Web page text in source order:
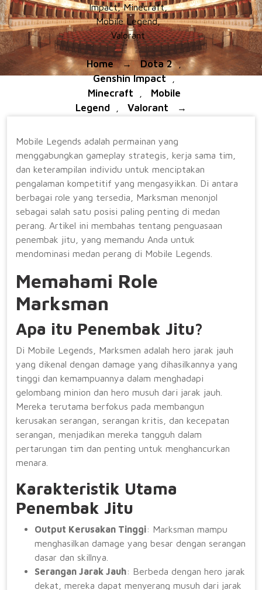
Impact,Minecraft,
Mobile Legend,
Valorant
Home → Dota 2 ,
Genshin Impact ,
Minecraft
Mobile
Legend
Valorant →
Mendominasi Medan
Perang Di Mobile Legends
Mobile Legends adalah permainan yang
menggabungkan gameplay strategis, kerja sama tim,
dan keterampilan individu untuk menciptakan
pengalaman kompetitif yang mengasyikkan. Di antara
berbagai role yang tersedia, Marksman menonjol
sebagai salah satu posisi paling penting di medan
perang. Artikel ini membahas tentang penguasaan
penembak jitu, yang memandu Anda untuk
mendominasi medan perang di Mobile Legends.
Memahami Role
Marksman
Apa itu Penembak Jitu?
Di Mobile Legends, Marksmen adalah hero jarak jauh
yang dikenal dengan damage yang dihasilkannya yang
tinggi dan kemampuannya dalam menghadapi
gelombang minion dan hero musuh dari jarak jauh.
Mereka terutama berfokus pada membangun
kerusakan serangan, serangan kritis, dan kecepatan
serangan, menjadikan mereka tangguh dalam
pertarungan tim dan penting untuk menghancurkan
menara.
Karakteristik Utama
Penembak Jitu
Output Kerusakan Tinggi: Marksman mampu
menghasilkan damage yang besar dengan serangan
dasar dan skillnya.
Serangan Jarak Jauh: Berbeda dengan hero jarak
dekat, mereka dapat menyerang musuh dari jarak